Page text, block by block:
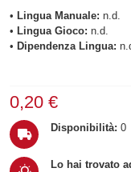
• Lingua Manuale: n.d.
• Lingua Gioco: n.d.
• Dipendenza Lingua:
0,20 €
Disponibilità: 0
Lo hai trovato